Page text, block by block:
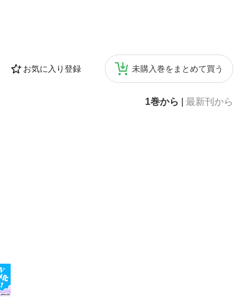
お気に入り登録 未購入巻をまとめて買う
1巻から 最新刊から
ル”版